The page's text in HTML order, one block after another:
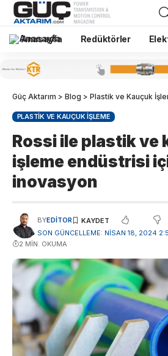
Anasayfa Redüktörler
Güç Aktarım > Blog > Plastik ve Kauçuk
PLASTIK VE KAUÇUK İŞLEME
Rossi ile plastik ve
işleme endüstrisi
inovasyon
SON GÜNCELLEME: NISAN 18, 2024
BYEDITOR
2 MIN. OKUMA